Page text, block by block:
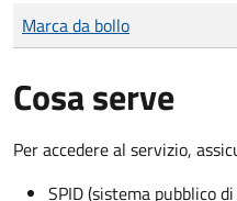
Tipo di pagamento
Importo
Marca da bollo
Cosa serve
Per accedere al servizio,
SPID (sistema pubblico